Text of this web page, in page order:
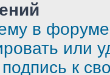
в
или
к